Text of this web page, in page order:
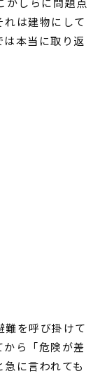
は建物にして
本当に取り返
難を呼び掛けて
ら「危険が差
に言われても